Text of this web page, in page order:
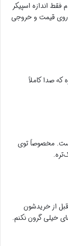
اندازه اسپیکر
روی قیمت و خروجی
که صدا کاملاً
مخصوصاً توی
از خریدشون
خیلی گرون نکنم.